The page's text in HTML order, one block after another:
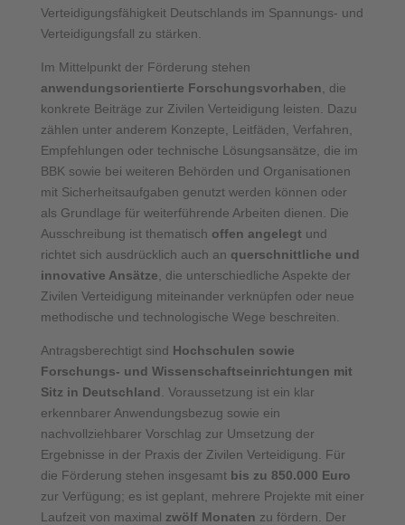
Verteidigungsfähigkeit Deutschlands im Spannungs- und
Verteidigungsfall zu stärken.
Im Mittelpunkt der Förderung stehen
anwendungsorientierte Forschungsvorhaben , die
konkrete Beiträge zur Zivilen Verteidigung leisten. Dazu
zählen unter anderem Konzepte, Leitfäden, Verfahren,
Empfehlungen oder technische Lösungsansätze, die im
BBK sowie bei weiteren Behörden und Organisationen
mit Sicherheitsaufgaben genutzt werden können oder
als Grundlage für weiterführende Arbeiten dienen. Die
Ausschreibung ist thematisch offen angelegt und
richtet sich ausdrücklich auch an querschnittliche und
innovative Ansätze , die unterschiedliche Aspekte der
Zivilen Verteidigung miteinander verknüpfen oder neue
methodische und technologische Wege beschreiten.
Antragsberechtigt sind Hochschulen sowie
Forschungs- und Wissenschaftseinrichtungen mit
Sitz in Deutschland . Voraussetzung ist ein klar
erkennbarer Anwendungsbezug sowie ein
nachvollziehbarer Vorschlag zur Umsetzung der
Ergebnisse in der Praxis der Zivilen Verteidigung. Für
die Förderung stehen insgesamt bis zu 850.000 Euro
zur Verfügung; es ist geplant, mehrere Projekte mit einer
Laufzeit von maximal zwölf Monaten zu fördern. Der